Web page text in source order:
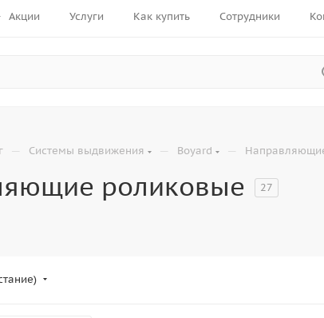
Акции Услуги Как купить Сотрудники
— Системы выдвижения — Boyard —
роликовые 27